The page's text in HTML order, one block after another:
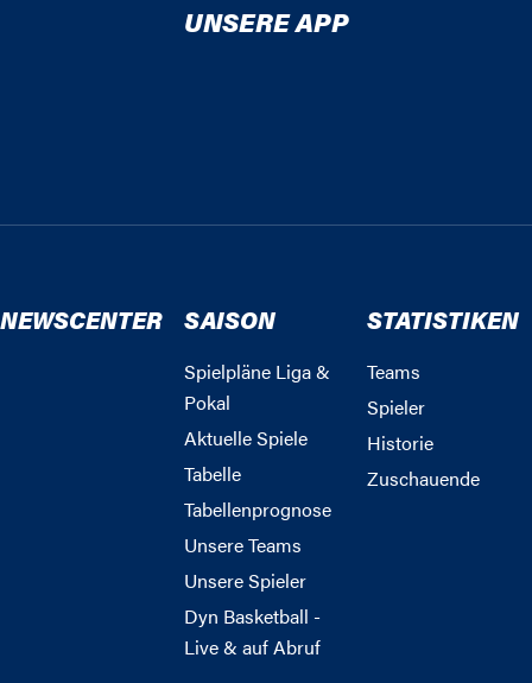
UNSERE APP
NEWSCENTER SAISON
Spielpläne Liga &
Pokal
Aktuelle Spiele
Tabelle
Tabellenprognose
Unsere Teams
Unsere Spieler
Dyn Basketball -
Live & auf Abruf
STATISTIKEN
Teams
Spieler
Historie
Zuschauende